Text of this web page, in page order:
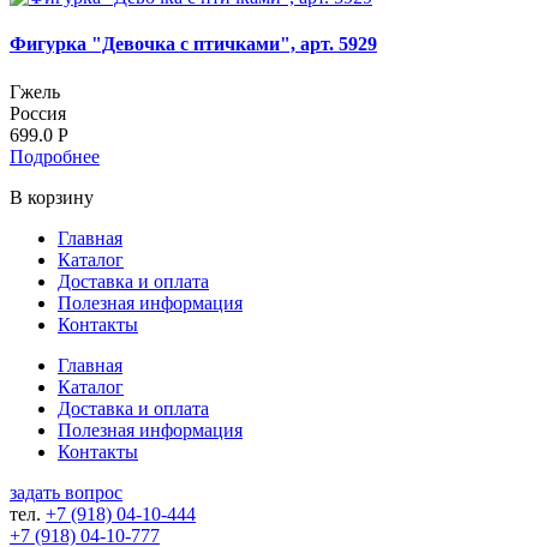
Фигурка "Девочка с птичками", арт. 5929
Гжель
Россия
699.0 Р
Подробнее
В корзину
Главная
Каталог
Доставка и оплата
Полезная информация
Контакты
Главная
Каталог
Доставка и оплата
Полезная информация
Контакты
задать вопрос
тел. +7 (918) 04-10-444
+7 (918) 04-10-777